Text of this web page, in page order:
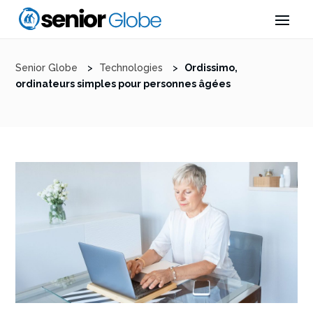
Senior Globe > Technologies >
Ordissimo,
ordinateurs simples pour personnes âgées